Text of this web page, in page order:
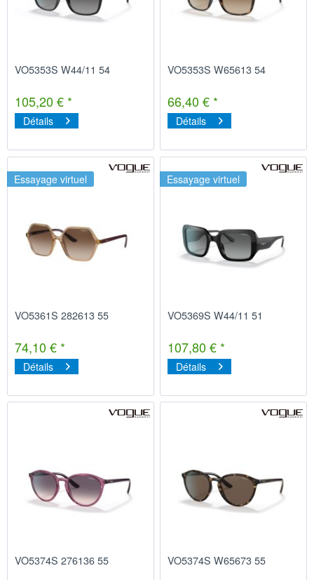
VO5353S W44/11 54
105,20 € *
Détails
VO5353S W65613 54
66,40 € *
Détails
Essayage virtuel
VO5361S 282613 55
74,10 € *
Détails
Essayage virtuel
VO5369S W44/11 51
107,80 € *
Détails
VO5374S 276136 55 VO5374S W65673 55